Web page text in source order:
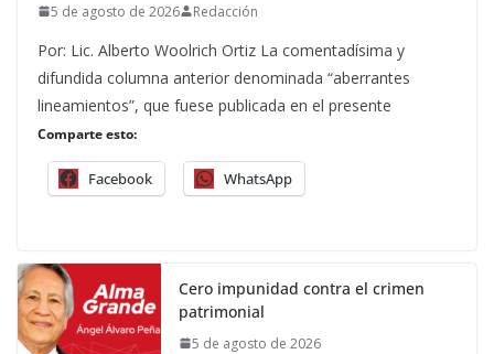
5 de agosto de 2026 Redacción
Por: Lic. Alberto Woolrich Ortiz La comentadísima y
difundida columna anterior denominada “aberrantes
lineamientos”, que fuese publicada en el presente
Comparte esto:
Facebook WhatsApp
Cero impunidad contra el crimen
patrimonial
5 de agosto de 2026